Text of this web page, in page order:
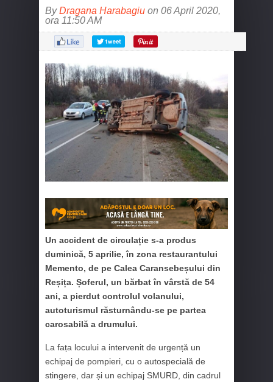
ByDragana Harabagiu on 06 April 2020,
ora 11:50 AM
Un accident de circulație s-a produs
duminică, 5 aprilie, în zona restaurantului
Memento, de pe Calea Caransebeșului din
Reșița. Șoferul, un bărbat în vârstă de 54
ani, a pierdut controlul volanului,
autoturismul răsturnându-se pe partea
carosabilă a drumului.
La fața locului a intervenit de urgență un
echipaj de pompieri, cu o autospecială de
stingere, dar și un echipaj SMURD, din cadrul